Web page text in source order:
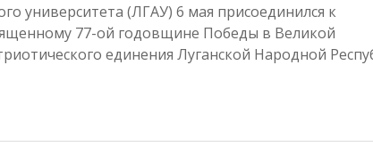
университета (ЛГАУ) 6 мая присоединился к
77-ой годовщине Победы в Великой
единения Луганской Народной